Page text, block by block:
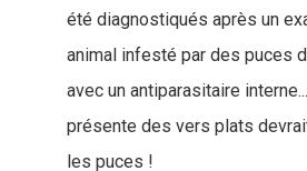
été diagnostiqués après un
animal infesté par des puces
avec un antiparasitaire
présente des vers plats
les puces !